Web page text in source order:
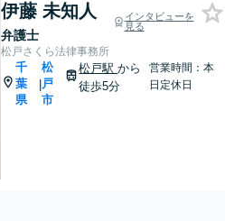
伊藤 未知人
弁護士
インタビューを
見る
松戸さくら法律事務所
千
葉
県
|
松
戸
市
松戸駅から
徒歩5分
営業時間：本
日定休日